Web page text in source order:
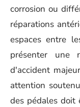
corrosion ou
réparations
espaces entre
présenter une
d'accident
attention
des pédales doit